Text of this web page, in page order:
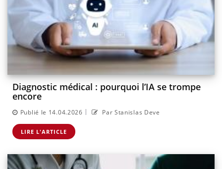
Diagnostic médical : pourquoi l’IA se trompe
encore
Publié le 14.04.2026 | Par Stanislas Deve
LIRE L'ARTICLE